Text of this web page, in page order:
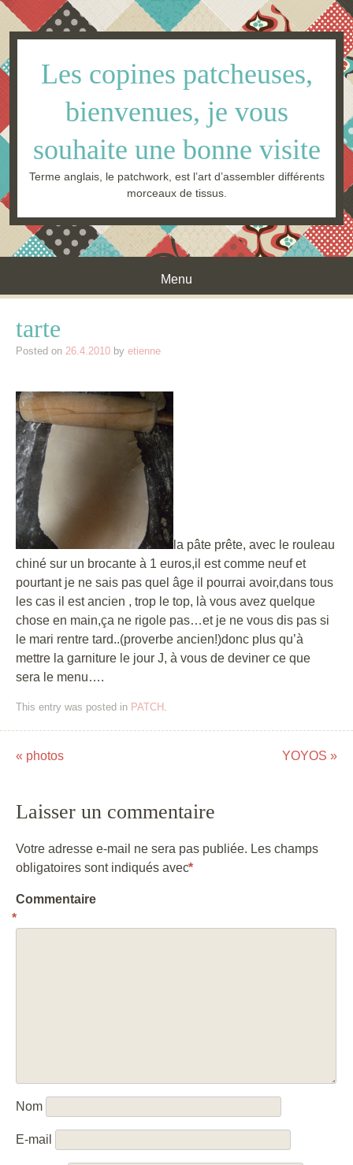
Les copines patcheuses,
bienvenues, je vous
souhaite une bonne visite
Terme anglais, le patchwork, est l’art d’assembler différents
morceaux de tissus.
Menu
tarte
Posted on 26.4.2010 by etienne
la pâte prête, avec le rouleau
chiné sur un brocante à 1 euros,il est comme neuf et
pourtant je ne sais pas quel âge il pourrai avoir,dans tous
les cas il est ancien , trop le top, là vous avez quelque
chose en main,ça ne rigole pas…et je ne vous dis pas si
le mari rentre tard..(proverbe ancien!)donc plus qu’à
mettre la garniture le jour J, à vous de deviner ce que
sera le menu….
This entry was posted in PATCH .
Post navigation
« photos YOYOS »
Laisser un commentaire
Votre adresse e-mail ne sera pas publiée. Les champs
obligatoires sont indiqués avec*
Commentaire
*
Nom
E-mail